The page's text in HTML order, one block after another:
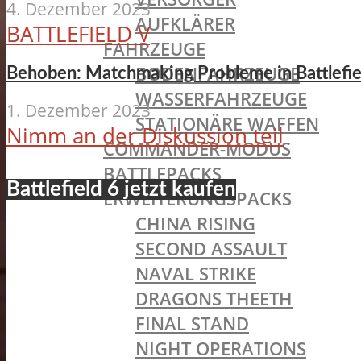
AUFKLÄRER
FAHRZEUGE
BODENFAHRZEUGE
WASSERFAHRZEUGE
STATIONÄRE WAFFEN
COMMANDER-MODUS
BATTLEPACKS
ERWEITERUNGSPACKS
CHINA RISING
SECOND ASSAULT
NAVAL STRIKE
DRAGONS THEETH
FINAL STAND
NIGHT OPERATIONS
4. Dezember 2023
BATTLEFIELD V
Behoben: Matchmaking Probleme in
1. Dezember 2023
Nimm an der Diskussion teil
Battlefield 6 jetzt kaufen